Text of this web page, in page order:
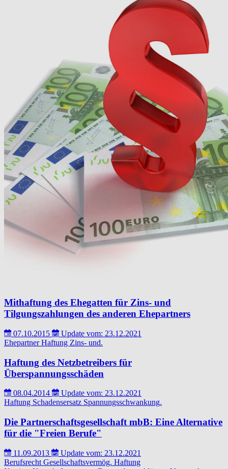
Mithaftung des Ehegatten für Zins- und
Tilgungszahlungen des anderen Ehepartners
07.10.2015
Update vom: 23.12.2021
EhepartnerHaftung Zins- und.
Haftung des Netzbetreibers für
Überspannungsschäden
08.04.2014
Update vom: 23.12.2021
Haftung Schadensersatz Spannungsschwankung.
Die Partnerschaftsgesellschaft mbB: Eine Alternative
für die "Freien Berufe"
11.09.2013
Update vom: 23.12.2021
Berufsrecht Gesellschaftsvermög. Haftung